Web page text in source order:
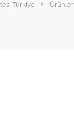
Türkiye Ürünler